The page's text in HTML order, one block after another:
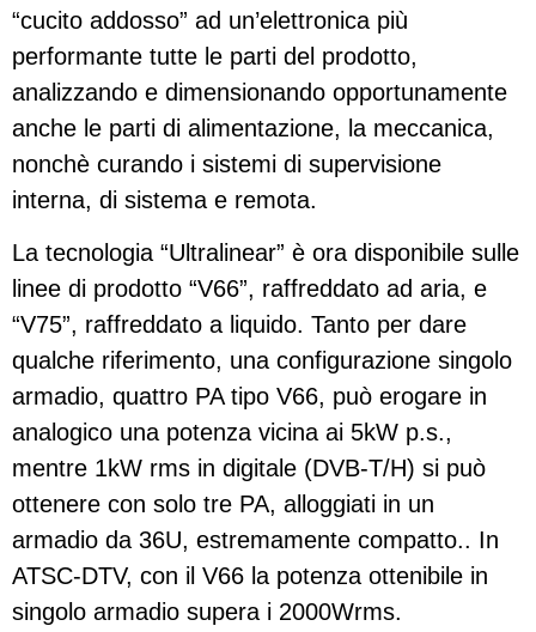
“cucito addosso” ad un’elettronica più
performante tutte le parti del prodotto,
analizzando e dimensionando opportunamente
anche le parti di alimentazione, la meccanica,
nonchè curando i sistemi di supervisione
interna, di sistema e remota.
La tecnologia “Ultralinear” è ora disponibile sulle
linee di prodotto “V66”, raffreddato ad aria, e
“V75”, raffreddato a liquido. Tanto per dare
qualche riferimento, una configurazione singolo
armadio, quattro PA tipo V66, può erogare in
analogico una potenza vicina ai 5kW p.s.,
mentre 1kW rms in digitale (DVB-T/H) si può
ottenere con solo tre PA, alloggiati in un
armadio da 36U, estremamente compatto.. In
ATSC-DTV, con il V66 la potenza ottenibile in
singolo armadio supera i 2000Wrms.